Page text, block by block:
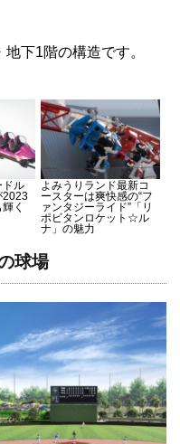
下1階の構造です。
ドル
2023
く
よみうりランド最新コ
ースターは爽快感の“フ
ァンタジーライド”「リ
ポビタンロケット☆ル
ナ」の魅力
球場